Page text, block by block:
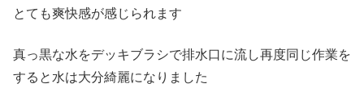
とても爽快感が感じられます
真っ黒な水をデッキブラシで排水口に流し再度同じ作業を
すると水は大分綺麗になりました